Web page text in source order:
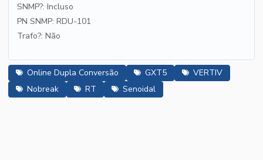
SNMP?: Incluso
PN SNMP: RDU-101
Trafo?: Não
Online Dupla Conversão GXT5
VERTIV
Nobreak
RT Senoidal